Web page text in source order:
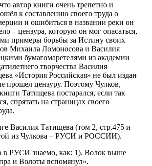
автор книги очень трепетно и
к составлению своего труда о
и ошибиться в названии реки он
– цензура, которую он мог опасаться,
примеры борьбы за Истину своих
Михаила Ломоносова и Василия
бумагомаретелями из академии
творчества Василия
«История Российская» не был издан
прошел цензуру. Поэтому Чулков,
Татищева постарался, если так
спрятать на страницах своего
Василия Татищева (том 2, стр.475 и
из Чулкова – РУСИ и РОССИИ).
в РУСИ знаемо, как: 1). Волок выше
и Волоты вспомянул».